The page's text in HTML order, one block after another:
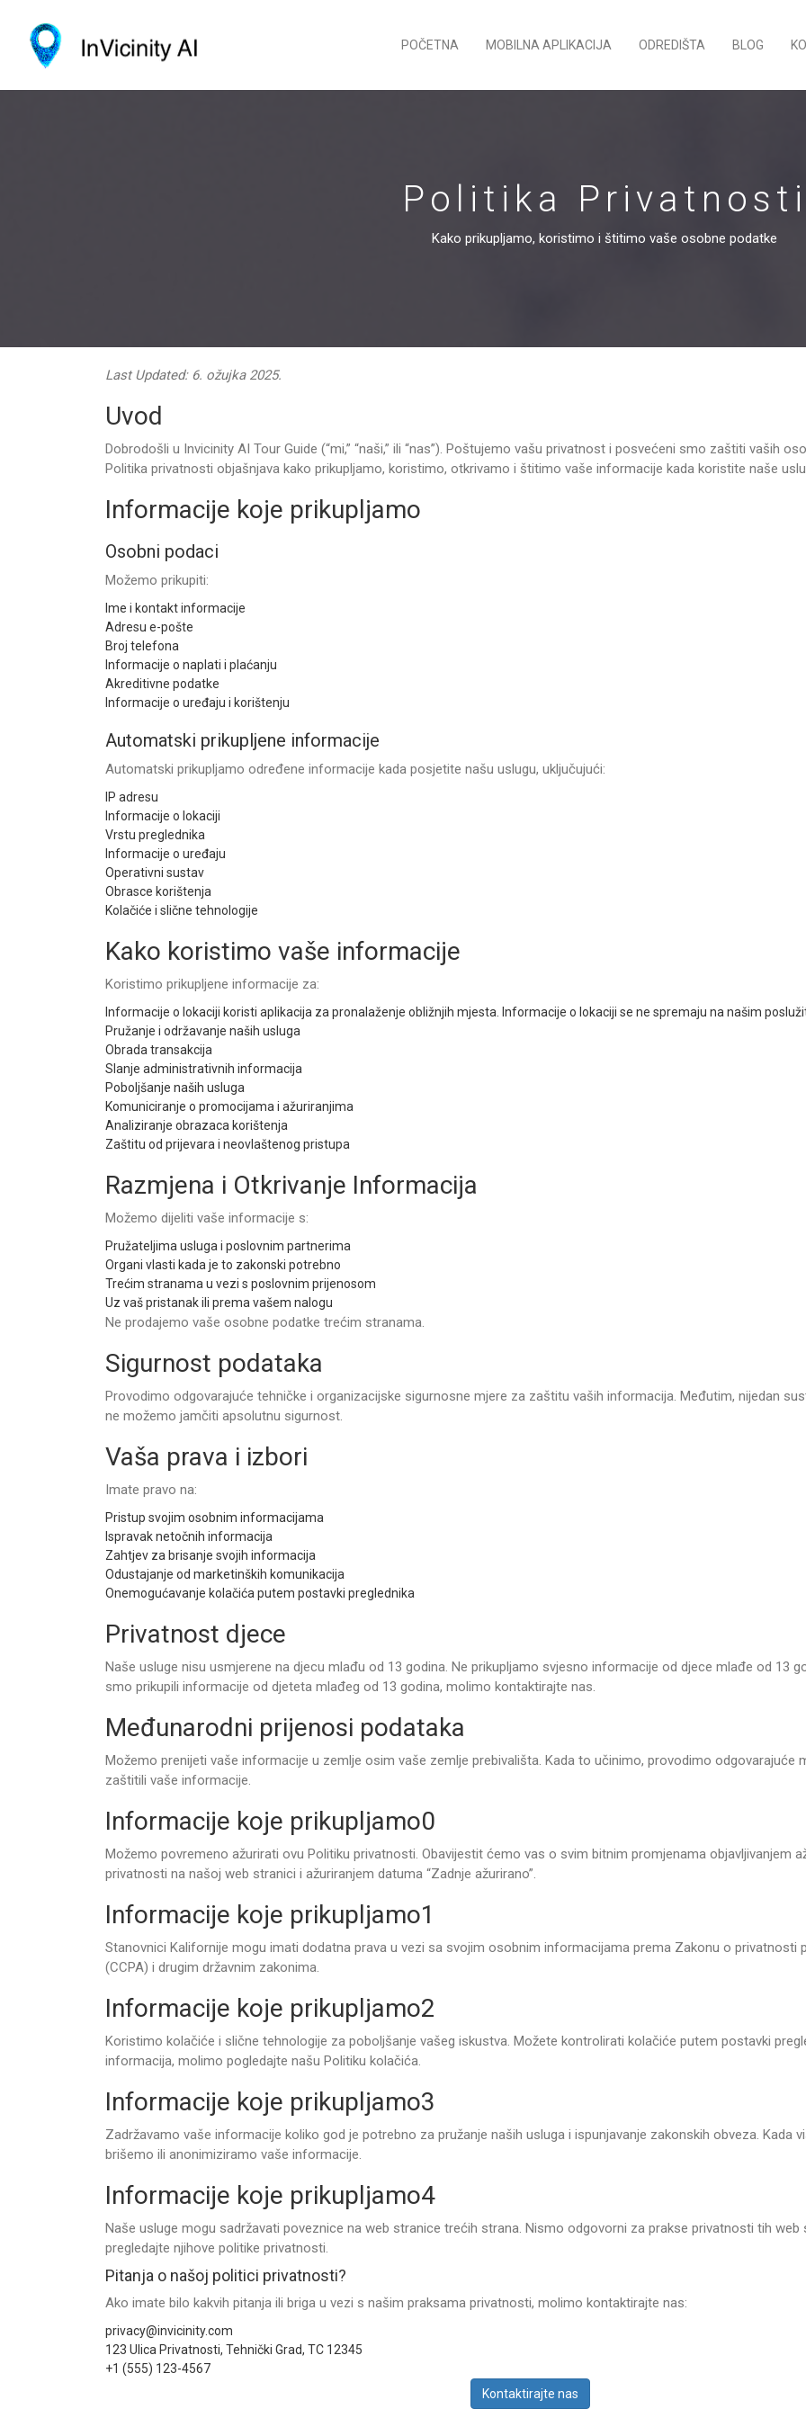
POČETNA MOBILNA APLIKACIJA ODREDIŠTA BLOG
Politika Privatnosti
Kako prikupljamo, koristimo i štitimo vaše osobne podatke
Last Updated: 6. ožujka 2025.
Uvod
Dobrodošli u Invicinity AI Tour Guide (“mi,” “naši,” ili “nas”). Poštujemo vašu privatnost i posvećeni smo zaštiti vaših
Politika privatnosti objašnjava kako prikupljamo, koristimo, otkrivamo i štitimo vaše informacije kada koristite naše
Informacije koje prikupljamo
Osobni podaci
Možemo prikupiti:
Ime i kontakt informacije
Adresu e-pošte
Broj telefona
Informacije o naplati i plaćanju
Akreditivne podatke
Informacije o uređaju i korištenju
Automatski prikupljene informacije
Automatski prikupljamo određene informacije kada posjetite našu uslugu, uključujući:
IP adresu
Informacije o lokaciji
Vrstu preglednika
Informacije o uređaju
Operativni sustav
Obrasce korištenja
Kolačiće i slične tehnologije
Kako koristimo vaše informacije
Koristimo prikupljene informacije za:
Informacije o lokaciji koristi aplikacija za pronalaženje obližnjih mjesta. Informacije o lokaciji se ne spremaju na našim
Pružanje i održavanje naših usluga
Obrada transakcija
Slanje administrativnih informacija
Poboljšanje naših usluga
Komuniciranje o promocijama i ažuriranjima
Analiziranje obrazaca korištenja
Zaštitu od prijevara i neovlaštenog pristupa
Razmjena i Otkrivanje Informacija
Možemo dijeliti vaše informacije s:
Pružateljima usluga i poslovnim partnerima
Organi vlasti kada je to zakonski potrebno
Trećim stranama u vezi s poslovnim prijenosom
Uz vaš pristanak ili prema vašem nalogu
Ne prodajemo vaše osobne podatke trećim stranama.
Sigurnost podataka
Provodimo odgovarajuće tehničke i organizacijske sigurnosne mjere za zaštitu vaših informacija. Međutim, nijedan
ne možemo jamčiti apsolutnu sigurnost.
Vaša prava i izbori
Imate pravo na:
Pristup svojim osobnim informacijama
Ispravak netočnih informacija
Zahtjev za brisanje svojih informacija
Odustajanje od marketinških komunikacija
Onemogućavanje kolačića putem postavki preglednika
Privatnost djece
Naše usluge nisu usmjerene na djecu mlađu od 13 godina. Ne prikupljamo svjesno informacije od djece mlađe od 13
smo prikupili informacije od djeteta mlađeg od 13 godina, molimo kontaktirajte nas.
Međunarodni prijenosi podataka
Možemo prenijeti vaše informacije u zemlje osim vaše zemlje prebivališta. Kada to učinimo, provodimo odgovarajuće
zaštitili vaše informacije.
Informacije koje prikupljamo0
Možemo povremeno ažurirati ovu Politiku privatnosti. Obavijestit ćemo vas o svim bitnim promjenama objavljivanjem
privatnosti na našoj web stranici i ažuriranjem datuma “Zadnje ažurirano”.
Informacije koje prikupljamo1
Stanovnici Kalifornije mogu imati dodatna prava u vezi sa svojim osobnim informacijama prema Zakonu o privatnosti
(CCPA) i drugim državnim zakonima.
Informacije koje prikupljamo2
Koristimo kolačiće i slične tehnologije za poboljšanje vašeg iskustva. Možete kontrolirati kolačiće putem postavki
informacija, molimo pogledajte našu Politiku kolačića.
Informacije koje prikupljamo3
Zadržavamo vaše informacije koliko god je potrebno za pružanje naših usluga i ispunjavanje zakonskih obveza. Kada
brišemo ili anonimiziramo vaše informacije.
Informacije koje prikupljamo4
Naše usluge mogu sadržavati poveznice na web stranice trećih strana. Nismo odgovorni za prakse privatnosti tih web
pregledajte njihove politike privatnosti.
Pitanja o našoj politici privatnosti?
Ako imate bilo kakvih pitanja ili briga u vezi s našim praksama privatnosti, molimo kontaktirajte nas:
privacy@invicinity.com
123 Ulica Privatnosti, Tehnički Grad, TC 12345
+1 (555) 123-4567
Kontaktirajte nas